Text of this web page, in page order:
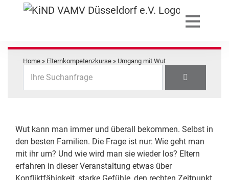
Home » Elternkompetenzkurse » Umgang mit Wut
Ihre Suchanfrage
Wut kann man immer und überall bekommen. Selbst in
den besten Familien. Die Frage ist nur: Wie geht man
mit ihr um? Und wie wird man sie wieder los? Eltern
erfahren in dieser Veranstaltung etwas über